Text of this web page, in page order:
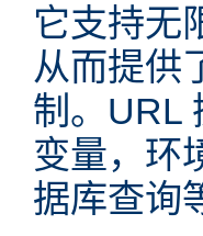
它支持无
从而提供
制。URL
变量，环
据库查询